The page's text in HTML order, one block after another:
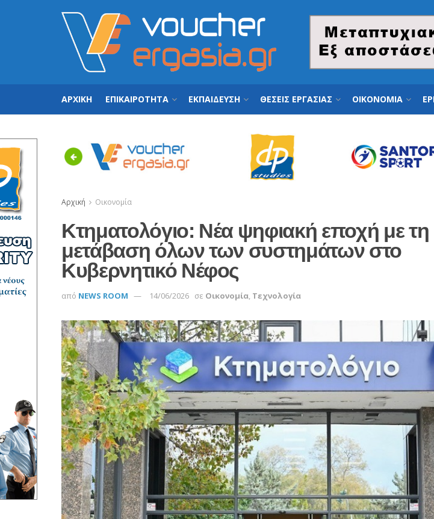
ΑΡΧΙΚΗ ΕΠΙΚΑΙΡΟΤΗΤΑ ΕΚΠΑΙΔΕΥΣΗ ΘΕΣΕΙΣ ΕΡΓΑΣΙΑΣ ΟΙΚΟΝΟΜΙΑ
Previous
Αρχική Οικονομία
Κτηματολόγιο: Νέα ψηφιακή εποχή με τη
μετάβαση όλων των συστημάτων στο
Κυβερνητικό Νέφος
από NEWS ROOM 14/06/2026 σε Οικονομία, Τεχνολογία